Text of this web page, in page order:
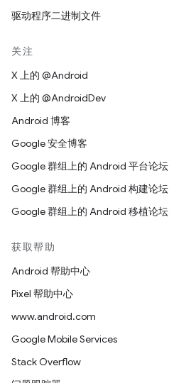
驱动程序二进制文件
关注
X 上的 @Android
X 上的 @AndroidDev
Android 博客
Google 安全博客
Google 群组上的 Android 平台论坛
Google 群组上的 Android 构建论坛
Google 群组上的 Android 移植论坛
获取帮助
Android 帮助中心
Pixel 帮助中心
www.android.com
Google Mobile Services
Stack Overflow